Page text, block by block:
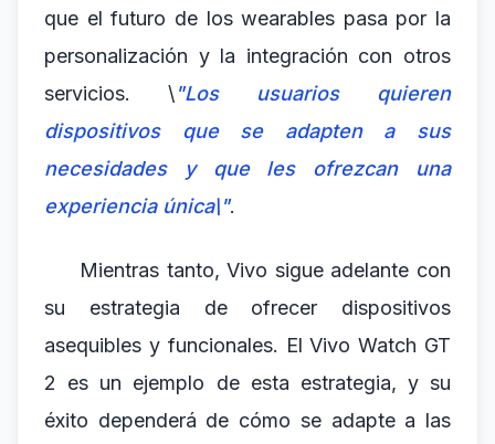
que el futuro de los wearables pasa por la
personalización y la integración con otros
servicios. \"Los usuarios quieren
dispositivos que se adapten a sus
necesidades y que les ofrezcan una
experiencia única\".
Mientras tanto, Vivo sigue adelante con
su estrategia de ofrecer dispositivos
asequibles y funcionales. El Vivo Watch GT
2 es un ejemplo de esta estrategia, y su
éxito dependerá de cómo se adapte a las